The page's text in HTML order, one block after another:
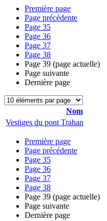
Première page
Page précédente
Page 35
Page 36
Page 37
Page 38
Page 39 (page actuelle)
Page suivante
Dernière page
Nom
Vestiges du pont Trahan
Première page
Page précédente
Page 35
Page 36
Page 37
Page 38
Page 39 (page actuelle)
Page suivante
Dernière page